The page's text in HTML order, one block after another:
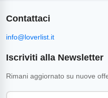
Contattaci
info@loverlist.it
Iscriviti alla Newsletter
Rimani aggiornato su nuove